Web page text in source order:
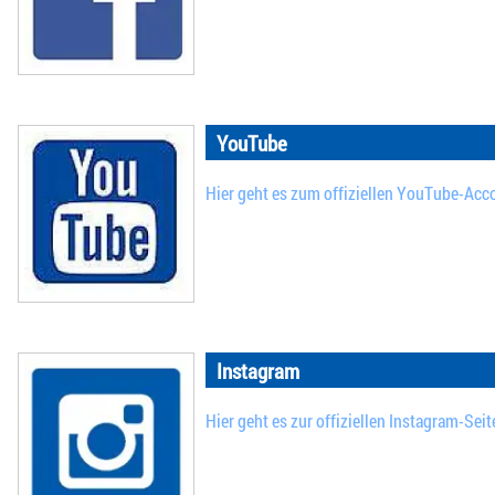
YouTube
Hier geht es zum offiziellen YouTube-
Instagram
Hier geht es zur offiziellen Instagram-